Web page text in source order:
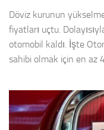
Döviz kurunun
fiyatları uçtu.
otomobil kaldı. İşte
sahibi olmak için en az